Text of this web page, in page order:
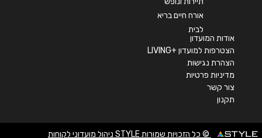
אורח חיים בריא
לבית
אודות המועדון
הצטרפות למועדון +LIVING
הצהרת נגישות
מדיניות פרטיות
צור קשר
תקנון
© כל הזכויות שמורות STYLE ניהול מועדוני לקוחות